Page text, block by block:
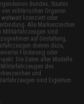
Bundes, Staates
militärischen Organen
lizenziert oder
Alle Markenzeichen
Militärfahrzeugen sind
auf Gestaltung,
dienen dazu,
Förderung oder
Die Daten aller Modelle
des
und
sind Eigentum